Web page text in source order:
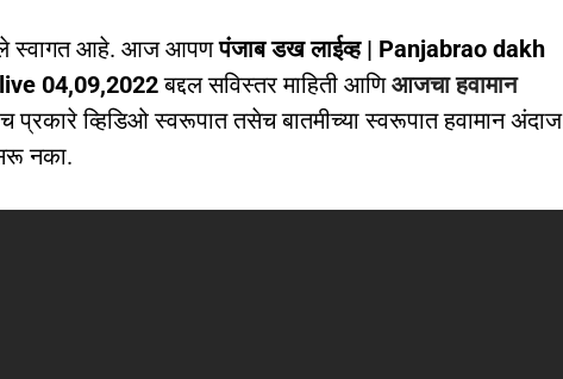
स्वागत आहे. आज आपणपंजाब डख लाईव्ह | Panjabrao dakh
04,09,2022बद्दल सविस्तर माहिती आणिआजचा हवामान
व्हिडिओ स्वरूपात तसेच बातमीच्या स्वरूपात हवामान अंदाज
नका.